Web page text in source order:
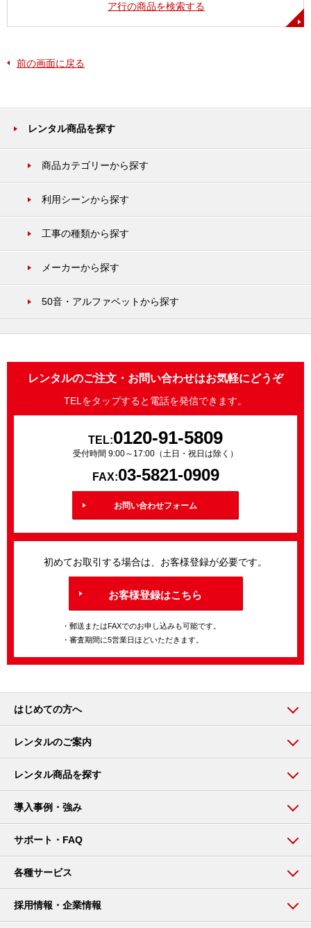
ア行の商品を検索する
前の画面に戻る
レンタル商品を探す
商品カテゴリーから探す
利用シーンから探す
工事の種類から探す
メーカーから探す
50音・アルファベットから探す
レンタルのご注文・お問い合わせはお気軽にどうぞ
TELをタップすると電話を発信できます。
TEL:0120-91-5809
受付時間 9:00～17:00（土日・祝日は除く）
FAX:03-5821-0909
お問い合わせフォーム
初めてお取引する場合は、お客様登録が必要です。
お客様登録はこちら
・郵送またはFAXでのお申し込みも可能です。
・審査期間に5営業日ほどいただきます。
はじめての方へ
レンタルのご案内
レンタル商品を探す
導入事例・強み
サポート・FAQ
各種サービス
採用情報・企業情報